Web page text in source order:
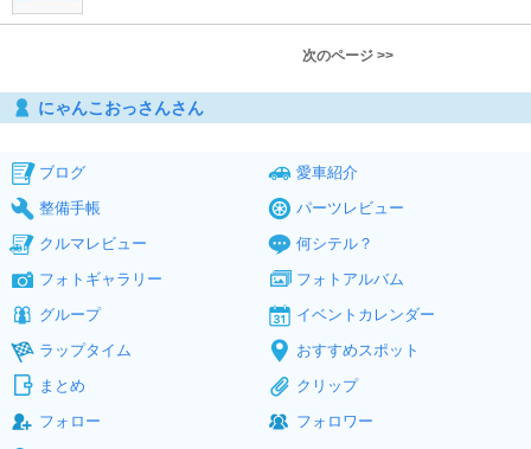
次のページ >>
にゃんこおっさんさん
ブログ
愛車紹介
整備手帳
パーツレビュー
クルマレビュー
何シテル？
フォトギャラリー
フォトアルバム
グループ
イベントカレンダー
ラップタイム
おすすめスポット
まとめ
クリップ
フォロー
フォロワー